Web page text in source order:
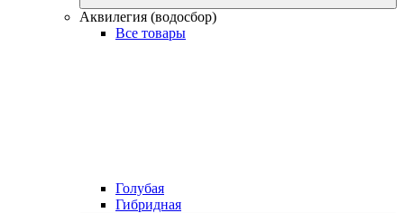
Аквилегия (водосбор)
Все товары
Голубая
Гибридная